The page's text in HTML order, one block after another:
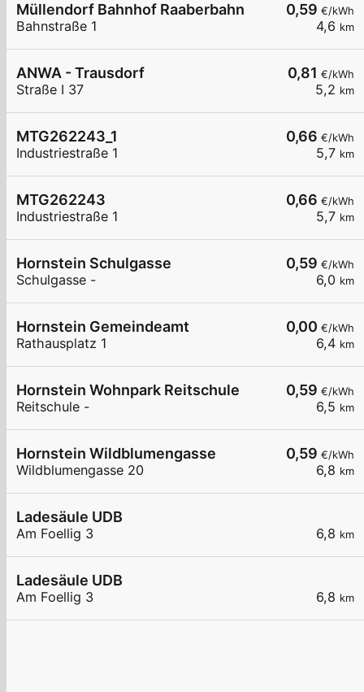
0,59 €/kWh
4,6 km
Müllendorf Bahnhof Raaberbahn
Bahnstraße 1
0,81 €/kWh
5,2 km
ANWA - Trausdorf
Straße I 37
0,66 €/kWh
5,7 km
MTG262243_1
Industriestraße 1
0,66 €/kWh
5,7 km
MTG262243
Industriestraße 1
0,59 €/kWh
6,0 km
Hornstein Schulgasse
Schulgasse -
0,00 €/kWh
6,4 km
Hornstein Gemeindeamt
Rathausplatz 1
0,59 €/kWh
6,5 km
Hornstein Wohnpark Reitschule
Reitschule -
0,59 €/kWh
6,8 km
Hornstein Wildblumengasse
Wildblumengasse 20
6,8 km
Ladesäule UDB
Am Foellig 3
6,8 km
Ladesäule UDB
Am Foellig 3